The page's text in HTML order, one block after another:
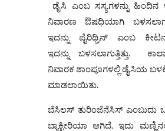
ಡೈಸಿ ಎಂಬ ಸಸ್ಯಗಳನ್ನು ಹಿಂದಿನ
ನಿವಾರಣ ಔಷಧಿಯಾಗಿ
ಇದನ್ನು ಪೈರಿಥ್ರಿನ್ ಎಂಬ
ಇದನ್ನು ಬಳಸಲಾಗುತ್ತಿತ್ತು.
ನಿವಾರಕ ಶಾಂಪೂಗಳಲ್ಲಿ ಡೈಸಿಯ
ಮಾಡಲಾಯಿತು.
ಬೆಸಿಲಸ್‌ ತುರಿಂಜೆನೆಸಿಸ್‌ ಎಂಬುದು
ಬ್ಯಾಕ್ಟೀರಿಯಾ ಆಗಿದೆ. ಇದು